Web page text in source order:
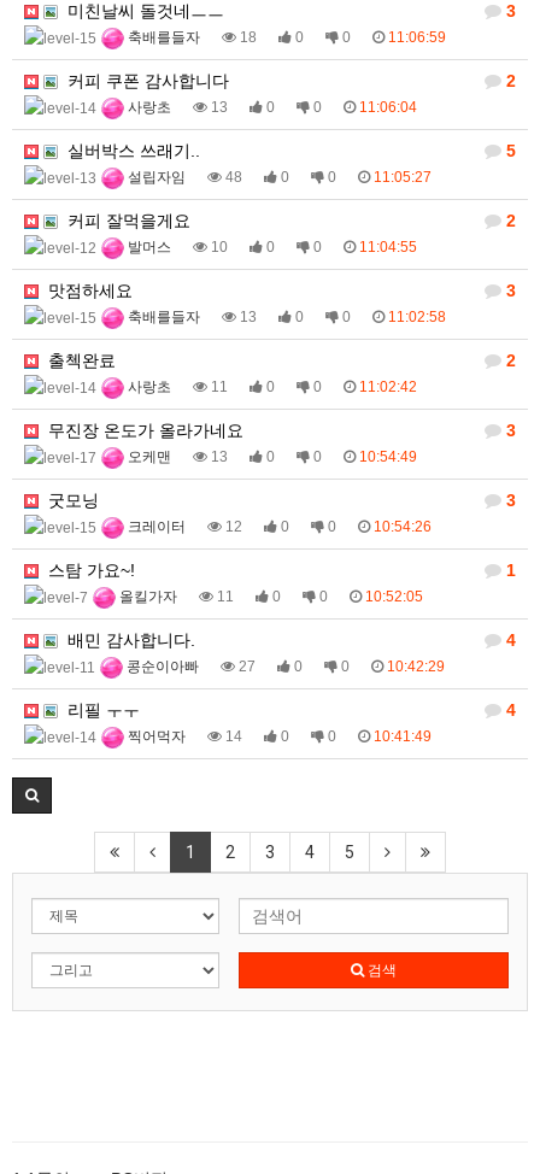
3
미친날씨 돌것네ㅡㅡ
축배를들자 18 0 0 11:06:59
2
커피 쿠폰 감사합니다
사랑초 13 0 0 11:06:04
5
실버박스 쓰래기..
설립자임 48 0 0 11:05:27
2
커피 잘먹을게요
발머스 10 0 0 11:04:55
3
맛점하세요
축배를들자 13 0 0 11:02:58
2
출첵완료
사랑초 11 0 0 11:02:42
3
무진장 온도가 올라가네요
오케맨 13 0 0 10:54:49
3
굿모닝
크레이터 12 0 0 10:54:26
1
스탐 가요~!
올킬가자 11 0 0 10:52:05
4
배민 감사합니다.
콩순이아빠 27 0 0 10:42:29
4
리필 ㅜㅜ
찍어먹자 14 0 0 10:41:49
1 2 3 4 5
검색